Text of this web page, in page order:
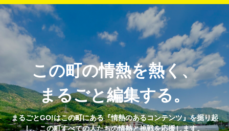
この町の情熱を熱く、
まるごと編集する。
まるごとGO!はこの町にある『情熱のあるコンテンツ』を掘り起
し、この町すべての人たちの情熱と挑戦を応援します。